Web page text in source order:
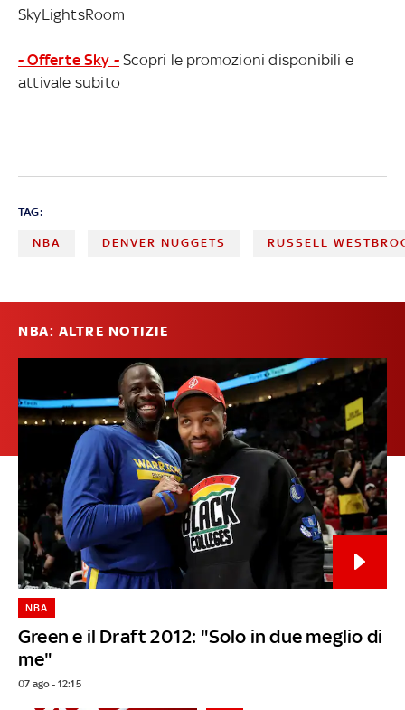
SkyLightsRoom
- Offerte Sky - Scopri le promozioni disponibili e
attivale subito
TAG:
NBA DENVER NUGGETS RUSSELL
NBA: ALTRE NOTIZIE
Green e il Draft 2012: "Solo in due meglio di
me"
NBA
07 ago - 12:15